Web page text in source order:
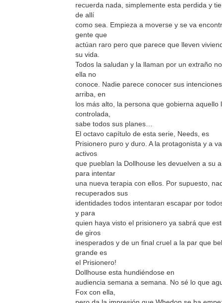
recuerda nada, simplemente esta perdida y
de allí
como sea. Empieza a moverse y se va
gente que
actúan raro pero que parece que lleven
su vida.
Todos la saludan y la llaman por un extraño
ella no
conoce. Nadie parece conocer sus
arriba, en
los más alto, la persona que gobierna aquello
controlada,
sabe todos sus planes…
El octavo capítulo de esta serie, Needs, es
Prisionero puro y duro. A la protagonista y a
activos
que pueblan la Dollhouse les devuelven a su
para intentar
una nueva terapia con ellos. Por supuesto,
recuperados sus
identidades todos intentaran escapar por
y para
quien haya visto el prisionero ya sabrá que
de giros
inesperados y de un final cruel a la par que
grande es
el Prisionero!
Dollhouse esta hundiéndose en
audiencia semana a semana. No sé lo que
Fox con ella,